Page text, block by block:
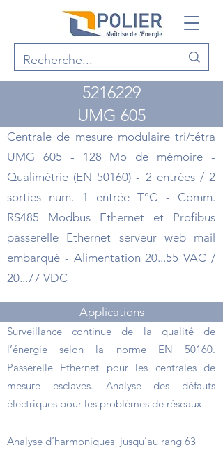
5216229
UMG 605
Centrale de mesure modulaire tri/tétra
UMG 605 - 128 Mo de mémoire -
Qualimétrie (EN 50160) - 2 entrées / 2
sorties num. 1 entrée T°C - Comm.
RS485 Modbus Ethernet et Profibus
passerelle Ethernet serveur web mail
embarqué - Alimentation 20...55 VAC /
20...77 VDC
Applications
Surveillance continue de la qualité de
l’énergie selon la norme EN 50160.
Passerelle Ethernet pour les centrales de
mesure esclaves. Analyse des défauts
électriques pour les problèmes de réseaux
Analyse d’harmoniques jusqu’au rang 63